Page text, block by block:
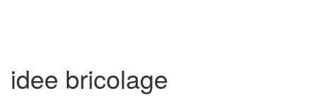
idee bricolage